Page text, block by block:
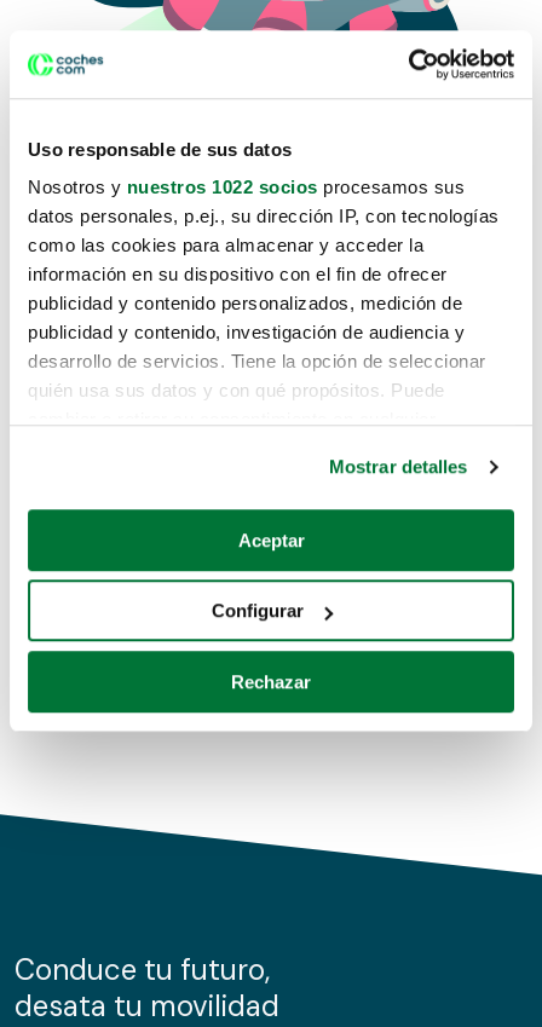
Uso responsable de sus datos
Nosotros y nuestros 1022 socios procesamos sus
datos personales, p.ej., su dirección IP, con tecnologías
como las cookies para almacenar y acceder la
información en su dispositivo con el fin de ofrecer
publicidad y contenido personalizados, medición de
publicidad y contenido, investigación de audiencia y
desarrollo de servicios. Tiene la opción de seleccionar
quién usa sus datos y con qué propósitos. Puede
Si lo permite, también quisiéramos:
Recopilar información sobre su ubicación geográfica
Identificar su dispositivo analizándolo activamente
para buscar características específicas (huellas
Obtenga más información sobre cómo se procesan sus
de cookies.
información sobre el uso que haga del sitio web con
nuestros partners de redes sociales, publicidad y análisis
Mostrar detalles
Aceptar
Configurar
Rechazar
Lo sentimos, no sabemos como
te hemos traido hasta aquí.
Pero puedes encontrar el coche que estás
buscando en alguno de estos enlaces:
Coches de segunda mano
Coches de km0
Conduce tu futuro,
desata tu movilidad